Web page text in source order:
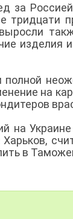
за
тридцати
изделия
на
на
в